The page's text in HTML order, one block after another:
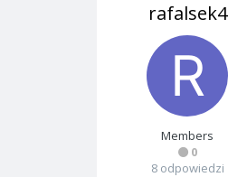
rafalsek4
Members
0
8 odpowiedzi